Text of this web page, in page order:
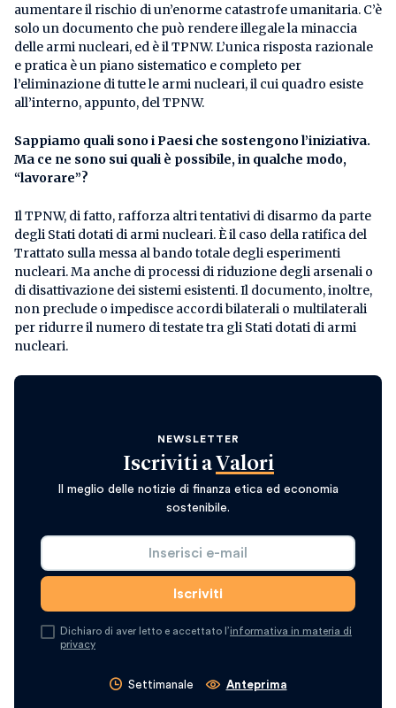
aumentare il rischio di un’enorme catastrofe umanitaria. C’è
solo un documento che può rendere illegale la minaccia
delle armi nucleari, ed è il TPNW. L’unica risposta razionale
e pratica è un piano sistematico e completo per
l’eliminazione di tutte le armi nucleari, il cui quadro esiste
all’interno, appunto, del TPNW.
Sappiamo quali sono i Paesi che sostengono l’iniziativa.
Ma ce ne sono sui quali è possibile, in qualche modo,
“lavorare”?
Il TPNW, di fatto, rafforza altri tentativi di disarmo da parte
degli Stati dotati di armi nucleari. È il caso della ratifica del
Trattato sulla messa al bando totale degli esperimenti
nucleari. Ma anche di processi di riduzione degli arsenali o
di disattivazione dei sistemi esistenti. Il documento, inoltre,
non preclude o impedisce accordi bilaterali o multilaterali
per ridurre il numero di testate tra gli Stati dotati di armi
nucleari.
NEWSLETTER
Iscriviti a Valori
Il meglio delle notizie di finanza etica ed economia
sostenibile.
Dichiaro di aver letto e accettato l’informativa in materia di
privacy
Settimanale Anteprima